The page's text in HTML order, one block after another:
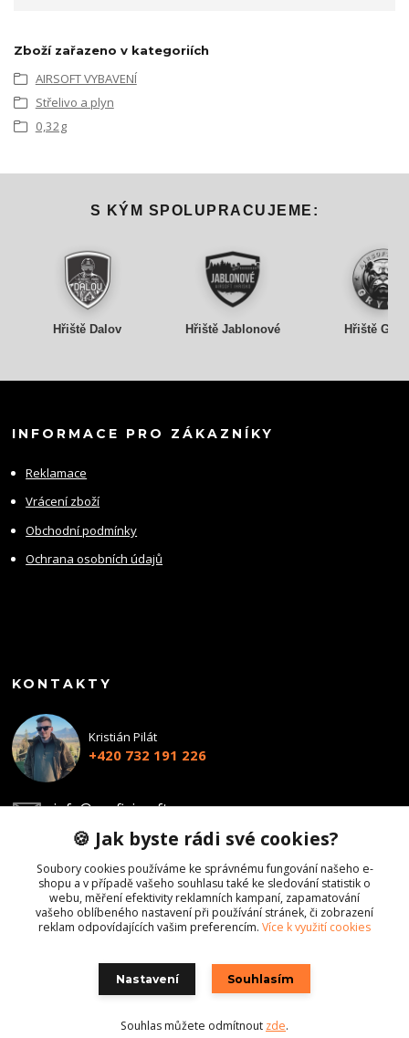
Zboží zařazeno v kategoriích
AIRSOFT VYBAVENÍ
Střelivo a plyn
0,32g
S KÝM SPOLUPRACUJEME:
Hřiště Dalov Hřiště Jablonové Hřiště
INFORMACE PRO ZÁKAZNÍKY
Reklamace
Vrácení zboží
Obchodní podmínky
Ochrana osobních údajů
KONTAKTY
Kristián Pilát
+420 732 191 226
info@profiairsoft.cz
🍪 Jak byste rádi své cookies?
Soubory cookies používáme ke správnému fungování našeho e-
shopu a v případě vašeho souhlasu také ke sledování statistik o
webu, měření efektivity reklamních kampaní, zapamatování
vašeho oblíbeného nastavení při používání stránek, či zobrazení
reklam odpovídajících vašim preferencím. Více k využití cookies
Nastavení Souhlasím
Souhlas můžete odmítnout zde.